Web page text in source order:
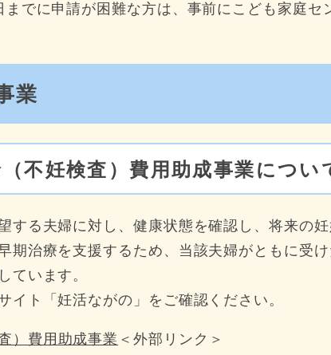
でに申請が困難な方は、事前にこども家庭セ
業
不妊検査）費用助成事業につい
する夫婦に対し、健康状態を確認し、将来の
期治療を支援するため、当該夫婦がともに受
ています。
イト「妊活ながの」をご確認ください。
）費用助成事業 ＜外部リンク＞